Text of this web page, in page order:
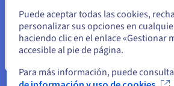
Puede aceptar todas las cookies,
personalizar sus opciones en
haciendo clic en el enlace «Gestionar
accesible al pie de página.
Para más información, puede